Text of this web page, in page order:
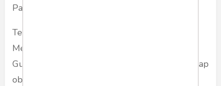
Pak Guru Sejarah.
Ternyata kekhawatiran saya tidak terbukti.
Meskipun tersinggung oleh tulisan saya, Pak
Guru Sejarah bukanlah pendendam. Beliau tetap
objektif memberi penilaian. Terbukti ketika